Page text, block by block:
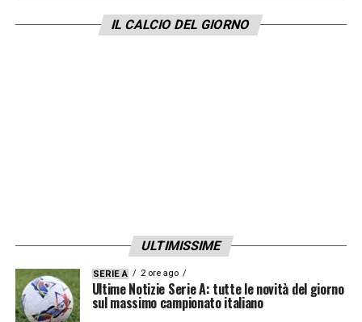
IL CALCIO DEL GIORNO
ULTIMISSIME
SERIE A 2 ore ago
Ultime Notizie Serie A: tutte le novità del giorno
sul massimo campionato italiano